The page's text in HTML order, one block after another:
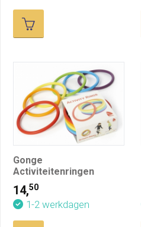
Gonge
Activiteitenringen
14,50
1-2 werkdagen